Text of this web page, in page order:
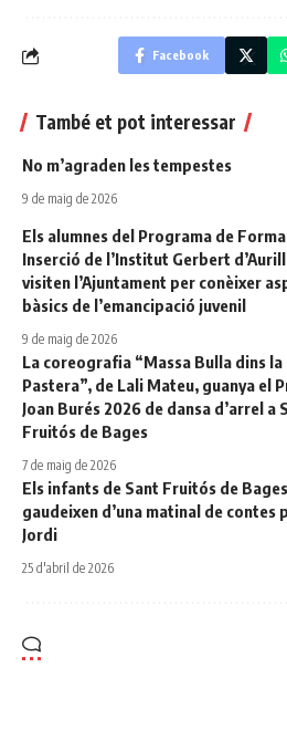
Facebook
També et pot interessar
No m’agraden les tempestes
9 de maig de 2026
Els alumnes del Programa de
Inserció de l’Institut Gerbert
visiten l’Ajuntament per conèixer
bàsics de l’emancipació juvenil
9 de maig de 2026
La coreografia “Massa Bulla dins la
Pastera”, de Lali Mateu, guanya el
Joan Burés 2026 de dansa d’arrel a
Fruitós de Bages
7 de maig de 2026
Els infants de Sant Fruitós de Bages
gaudeixen d’una matinal de contes
Jordi
25 d'abril de 2026